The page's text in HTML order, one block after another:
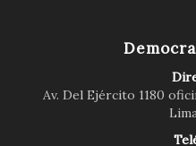
Av. Del Ejército 1180